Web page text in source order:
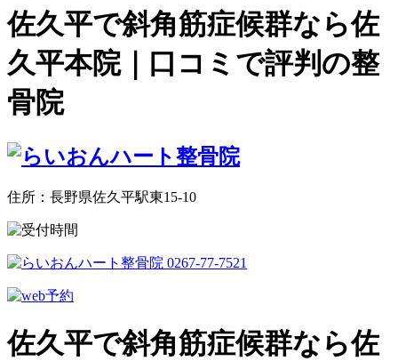
佐久平で斜角筋症候群なら佐
久平本院｜口コミで評判の整
骨院
住所：長野県佐久平駅東15-10
佐久平で斜角筋症候群なら佐